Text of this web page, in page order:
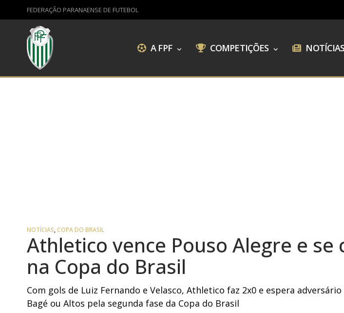
FEDERAÇÃO PARANAENSE DE FUTEBOL
A FPF COMPETIÇÕES NOTÍCIAS
NOTÍCIAS,COPA DO BRASIL
Athletico vence Pouso Alegre e se
na Copa do Brasil
Com gols de Luiz Fernando e Velasco, Athletico faz 2x0 e espera
Bagé ou Altos pela segunda fase da Copa do Brasil